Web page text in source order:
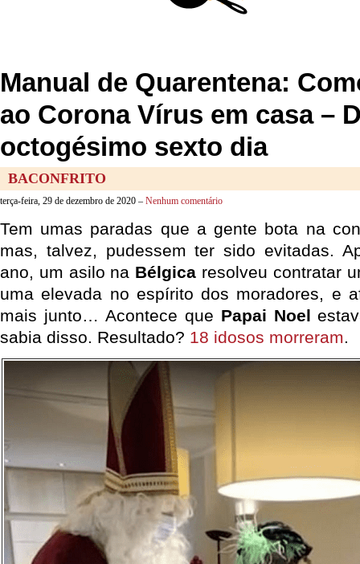
Manual de Quarentena:
ao Corona Vírus em casa –
octogésimo sexto dia
BACONFRITO
terça-feira, 29 de dezembro de 2020 – Nenhum comentário
Tem umas paradas que a gente bota na
mas, talvez, pudessem ter sido evitadas.
ano, um asilo na Bélgica resolveu contratar
uma elevada no espírito dos moradores, e
mais junto… Acontece que Papai Noel
sabia disso. Resultado? 18 idosos morreram.